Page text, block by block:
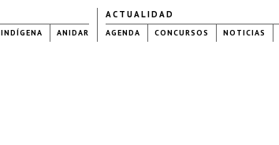
INDÍGENA ANIDAR
ACTUALIDAD
AGENDA CONCURSOS NOTICIAS